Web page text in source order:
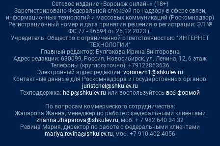
Сетевое издание «Воронеж онлайн» (18+)
Зарегистрировано Федеральной службой по надзору в сфере связи,
информационных технологий и массовых коммуникаций (Роскомнадзор)
Регистрационный номер и дата принятия решения о регистрации: ЭЛ №
ФС 77 - 86594 от 26.12.2023 г.
Учредитель: Общество с ограниченной ответственностью "ИНТЕРНЕТ
ТЕХНОЛОГИИ"
Главный редактор: Булгакова Ирина Викторовна
Адрес редакции: 630099, Россия, Новосибирск, ул. Ленина, 12, 6 этаж
Телефоны (круглосуточно): +79122863636
Электронный адрес редакции: voronezh1@shkulev.ru
Контактные данные для Роскомнадзора и государственных органов:
juristchel@shkulev.ru
Техподдержка: help@shkulev.ru или воспользуйтесь веб-формой
По вопросам коммерческого сотрудничества:
Жапарова Жанна, менеджер по работе с федеральными клиентами
zhanna.zhaparova@shkulev.ru, моб. + 7 982 640 34 32
Ревина Мария, директор по работе с федеральными клиентами
mariya.revina@shkulev.ru, моб. +7 910 402 4056